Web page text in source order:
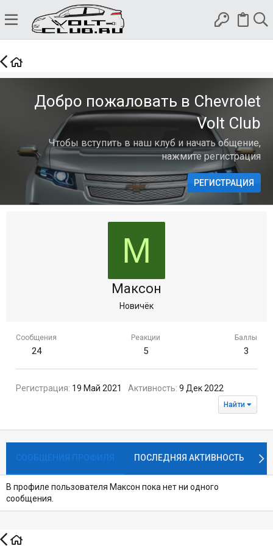
Добро пожаловать в Chevrolet
Volt Club
Чтобы вступить в наш клуб и начать общение,
нажмите регистрация
РЕГИСТРАЦИЯ
М
Максон
Новичёк
Сообщения
24
Реакции
5
Баллы
3
Регистрация 19 Май 2021 Активность 9 Дек 2022
Найти
СООБЩЕНИЯ ПРОФИЛЯ ПОСЛЕДНЯЯ АКТИВНОСТЬ
В профиле пользователя Максон пока нет ни одного
сообщения.